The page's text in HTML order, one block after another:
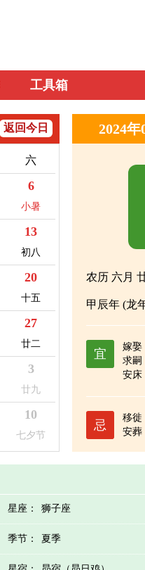
工具箱
返回今日
六
6
小暑
13
初八
20
十五
27
廿二
3
廿九
10
七夕节
2024
农历 六月
甲辰年 (龙
宜
嫁娶
求嗣
安床
忌
移徙
安葬
星座： 狮子座
季节： 夏季